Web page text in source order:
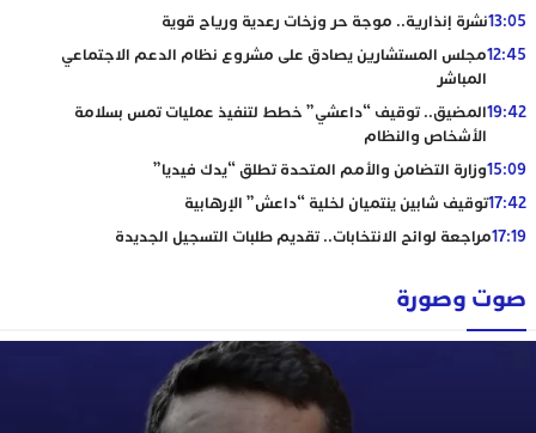
13:05نشرة إنذارية.. موجة حر وزخات رعدية ورياح قوية
12:45مجلس المستشارين يصادق على مشروع نظام الدعم الاجتماعي
المباشر
19:42المضيق.. توقيف “داعشي” خطط لتنفيذ عمليات تمس بسلامة
الأشخاص والنظام
15:09وزارة التضامن والأمم المتحدة تطلق “يدك فيديا”
17:42توقيف شابين ينتميان لخلية “داعش” الإرهابية
17:19مراجعة لوائح الانتخابات.. تقديم طلبات التسجيل الجديدة
صوت وصورة